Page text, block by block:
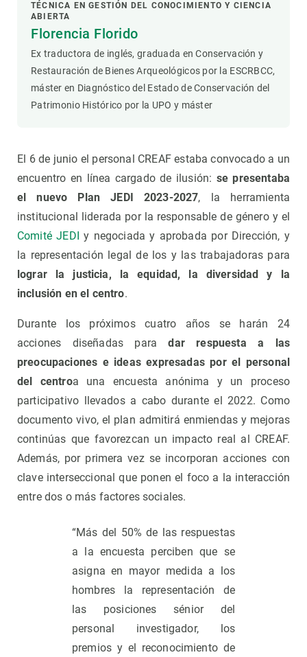
TÉCNICA EN GESTIÓN DEL CONOCIMIENTO Y CIENCIA
ABIERTA
Florencia Florido
Ex traductora de inglés, graduada en Conservación y
Restauración de Bienes Arqueológicos por la ESCRBCC,
máster en Diagnóstico del Estado de Conservación del
Patrimonio Histórico por la UPO y máster
El 6 de junio el personal CREAF estaba convocado a un
encuentro en línea cargado de ilusión: se presentaba
el nuevo Plan JEDI 2023-2027, la herramienta
institucional liderada por la responsable de género y el
Comité JEDI y negociada y aprobada por Dirección, y
la representación legal de los y las trabajadoras para
lograr la justicia, la equidad, la diversidad y la
inclusión en el centro.
Durante los próximos cuatro años se harán 24
acciones diseñadas paradar respuesta a las
preocupaciones e ideas expresadas por el personal
del centroa una encuesta anónima y un proceso
participativo llevados a cabo durante el 2022. Como
documento vivo, el plan admitirá enmiendas y mejoras
continúas que favorezcan un impacto real al CREAF.
Además, por primera vez se incorporan acciones con
clave interseccional que ponen el foco a la interacción
entre dos o más factores sociales.
“Más del 50% de las respuestas
a la encuesta perciben que se
asigna en mayor medida a los
hombres la representación de
las posiciones sénior del
personal investigador, los
premios y el reconocimiento de